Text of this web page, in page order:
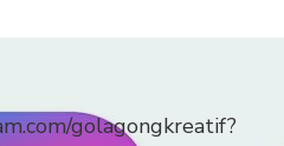
golagongkreatif?